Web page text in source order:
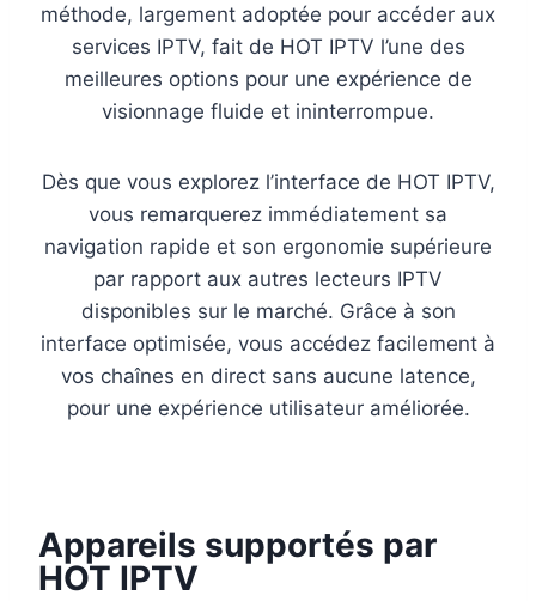
méthode, largement adoptée pour accéder aux
services IPTV, fait de HOT IPTV l’une des
meilleures options pour une expérience de
visionnage fluide et ininterrompue.
Dès que vous explorez l’interface de HOT IPTV,
vous remarquerez immédiatement sa
navigation rapide et son ergonomie supérieure
par rapport aux autres lecteurs IPTV
disponibles sur le marché. Grâce à son
interface optimisée, vous accédez facilement à
vos chaînes en direct sans aucune latence,
pour une expérience utilisateur améliorée.
Appareils supportés par
HOT IPTV